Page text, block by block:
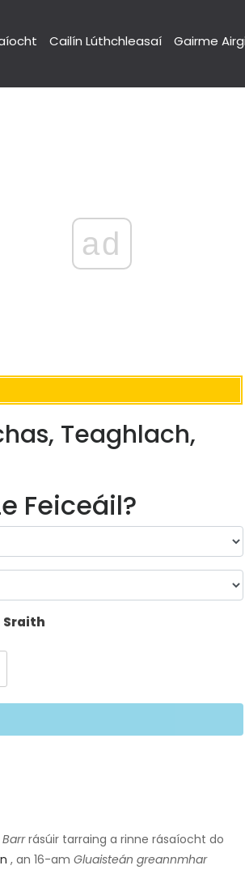
Cailín Lúthchleasaí Gairme
ad
Teaghlach,
Feiceáil?
Sraith
rásúir tarraing a rinne rásaíocht do
, an 16-am Gluaisteán greannmhar